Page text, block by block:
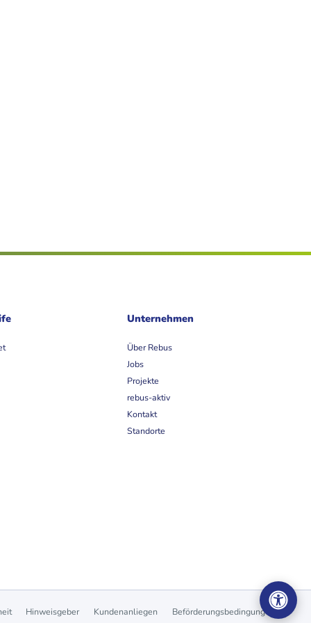
Unternehmen
Über Rebus
Jobs
Projekte
rebus-aktiv
Kontakt
Standorte
Hinweisgeber Kundenanliegen Beförderungsbedingungen